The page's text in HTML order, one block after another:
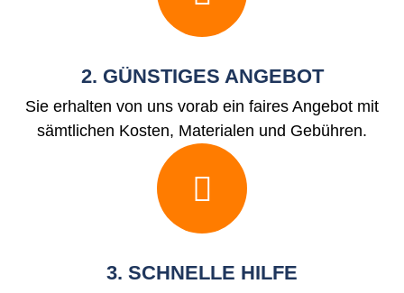
2. GÜNSTIGES ANGEBOT
Sie erhalten von uns vorab ein faires Angebot mit
sämtlichen Kosten, Materialen und Gebühren.
3. SCHNELLE HILFE